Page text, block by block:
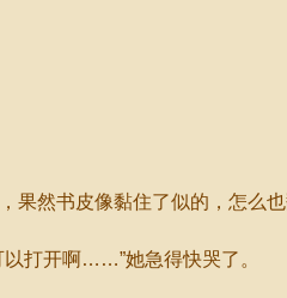
然书皮像黏住了似的，怎么也
打开啊……”她急得快哭了。